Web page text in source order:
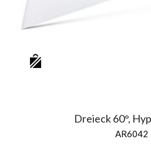
Dreieck 60°,
AR6042